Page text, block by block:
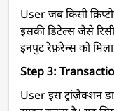
User जब किसी
इसकी डिटेल्स जैसे
इनपुट रेफ़रेन्स को
Step 3:
User इस ट्रांज़ैक्शन